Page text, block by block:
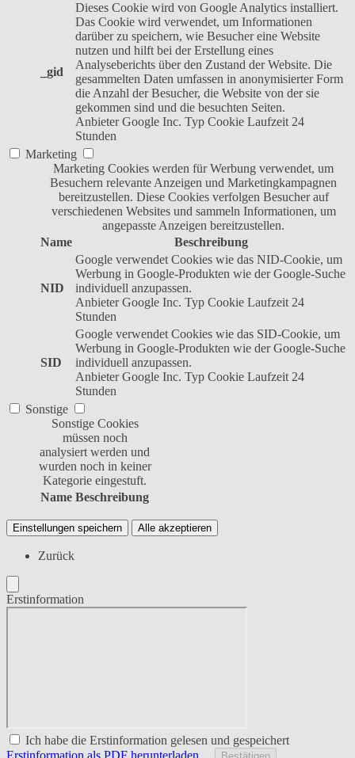
_gid
Dieses Cookie wird von Google Analytics installiert.
Das Cookie wird verwendet, um Informationen
darüber zu speichern, wie Besucher eine Website
nutzen und hilft bei der Erstellung eines
Analyseberichts über den Zustand der Website. Die
gesammelten Daten umfassen in anonymisierter Form
die Anzahl der Besucher, die Website von der sie
gekommen sind und die besuchten Seiten.
Anbieter Google Inc. Typ Cookie Laufzeit 24
Stunden
Marketing
Marketing Cookies werden für Werbung verwendet, um
Besuchern relevante Anzeigen und Marketingkampagnen
bereitzustellen. Diese Cookies verfolgen Besucher auf
verschiedenen Websites und sammeln Informationen, um
angepasste Anzeigen bereitzustellen.
Name
Beschreibung
NID
Google verwendet Cookies wie das NID-Cookie, um
Werbung in Google-Produkten wie der Google-Suche
individuell anzupassen.
Anbieter Google Inc. Typ Cookie Laufzeit 24
Stunden
SID
Google verwendet Cookies wie das SID-Cookie, um
Werbung in Google-Produkten wie der Google-Suche
individuell anzupassen.
Anbieter Google Inc. Typ Cookie Laufzeit 24
Stunden
Sonstige
Sonstige Cookies
müssen noch
analysiert werden und
wurden noch in keiner
Kategorie eingestuft.
Name Beschreibung
Einstellungen speichern Alle akzeptieren
Zurück
Erstinformation
Ich habe die Erstinformation gelesen und gespeichert